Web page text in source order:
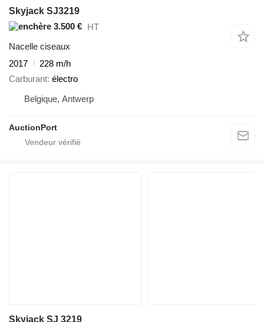
Skyjack SJ3219
3.500 € HT
Nacelle ciseaux
2017
228 m/h
Carburant électro
Belgique, Antwerp
AuctionPort
Skyjack SJ 3219